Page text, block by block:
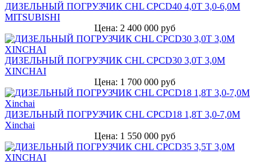
ДИЗЕЛЬНЫЙ ПОГРУЗЧИК CHL CPCD40 4,0Т 3,0-6,0М
MITSUBISHI
Цена: 2 400 000 руб
ДИЗЕЛЬНЫЙ ПОГРУЗЧИК CHL CPCD30 3,0Т 3,0М
XINCHAI
Цена: 1 700 000 руб
ДИЗЕЛЬНЫЙ ПОГРУЗЧИК CHL CPCD18 1,8Т 3,0-7,0М
Xinchai
Цена: 1 550 000 руб